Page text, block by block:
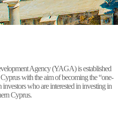
Agency (YAGA) is established
with the aim of becoming the “one-
who are interested in investing in
Cyprus.